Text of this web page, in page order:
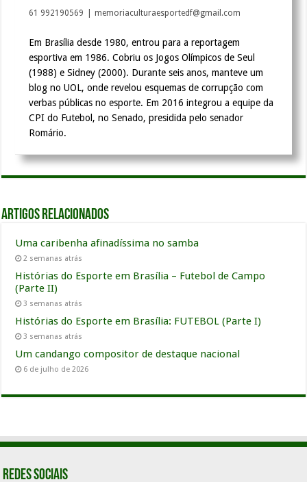
61 992190569 memoriaculturaesportedf@gmail.com
Em Brasília desde 1980, entrou para a reportagem
esportiva em 1986. Cobriu os Jogos Olímpicos de Seul
(1988) e Sidney (2000). Durante seis anos, manteve um
blog no UOL, onde revelou esquemas de corrupção com
verbas públicas no esporte. Em 2016 integrou a equipe da
CPI do Futebol, no Senado, presidida pelo senador
Romário.
Artigos relacionados
Uma caribenha afinadíssima no samba
2 semanas atrás
Histórias do Esporte em Brasília – Futebol de Campo
(Parte II)
3 semanas atrás
Histórias do Esporte em Brasília: FUTEBOL (Parte I)
3 semanas atrás
Um candango compositor de destaque nacional
6 de julho de 2026
Redes Sociais